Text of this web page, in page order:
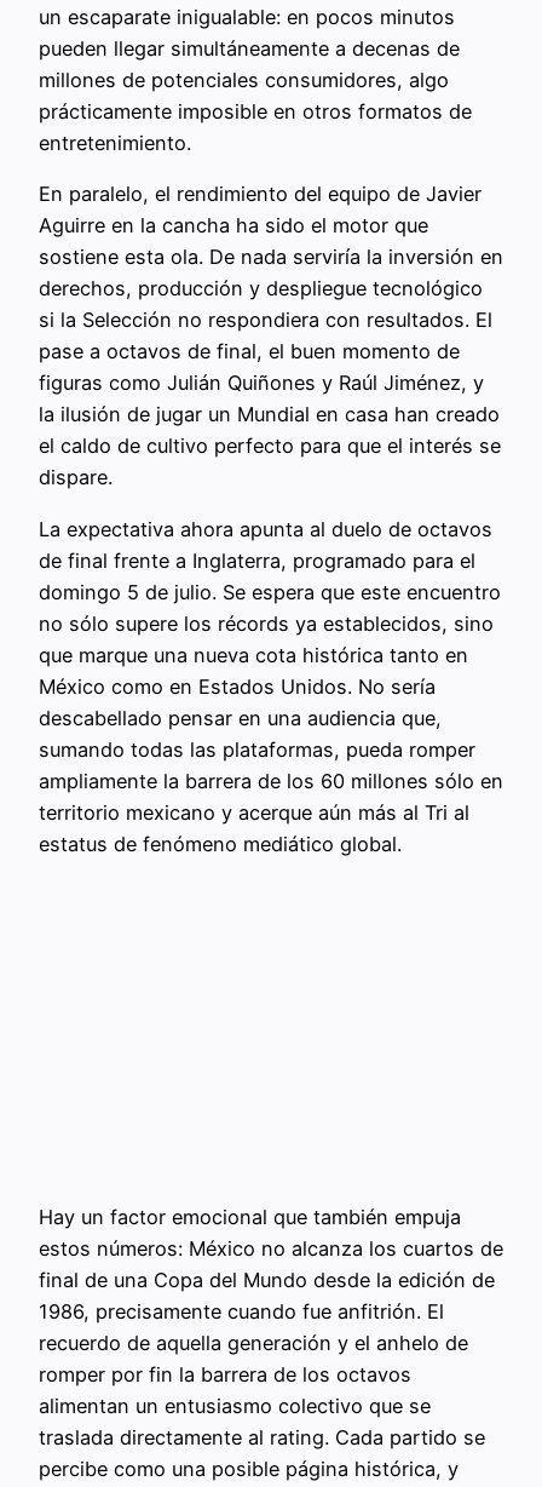
un escaparate inigualable: en pocos minutos
pueden llegar simultáneamente a decenas de
millones de potenciales consumidores, algo
prácticamente imposible en otros formatos de
entretenimiento.
En paralelo, el rendimiento del equipo de Javier
Aguirre en la cancha ha sido el motor que
sostiene esta ola. De nada serviría la inversión en
derechos, producción y despliegue tecnológico
si la Selección no respondiera con resultados. El
pase a octavos de final, el buen momento de
figuras como Julián Quiñones y Raúl Jiménez, y
la ilusión de jugar un Mundial en casa han creado
el caldo de cultivo perfecto para que el interés se
dispare.
La expectativa ahora apunta al duelo de octavos
de final frente a Inglaterra, programado para el
domingo 5 de julio. Se espera que este encuentro
no sólo supere los récords ya establecidos, sino
que marque una nueva cota histórica tanto en
México como en Estados Unidos. No sería
descabellado pensar en una audiencia que,
sumando todas las plataformas, pueda romper
ampliamente la barrera de los 60 millones sólo en
territorio mexicano y acerque aún más al Tri al
estatus de fenómeno mediático global.
Hay un factor emocional que también empuja
estos números: México no alcanza los cuartos de
final de una Copa del Mundo desde la edición de
1986, precisamente cuando fue anfitrión. El
recuerdo de aquella generación y el anhelo de
romper por fin la barrera de los octavos
alimentan un entusiasmo colectivo que se
traslada directamente al rating. Cada partido se
percibe como una posible página histórica, y